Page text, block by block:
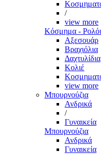
/
view more
Κόσμημα - Ρολόι
Αξεσουάρ
Βραχιόλια
Δαχτυλίδια
Κολιέ
view more
Μπουρνούζια
Ανδρικά
/
Γυναικεία
Μπουρνούζια
Ανδρικά
Γυναικεία